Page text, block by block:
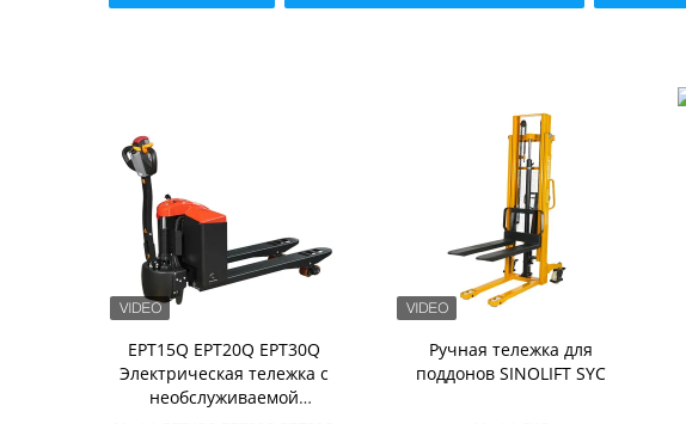
EPT15Q EPT20Q EPT30Q
Электрическая тележка с
необслуживаемой
Ручная тележка для
поддонов SINOLIFT SYC